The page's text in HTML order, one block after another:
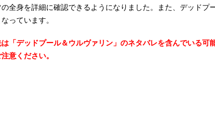
の全身を詳細に確認できるようになりました。また、デッドプ
っています。
「デッドプール＆ウルヴァリン」のネタバレを含んでいる可
意ください。